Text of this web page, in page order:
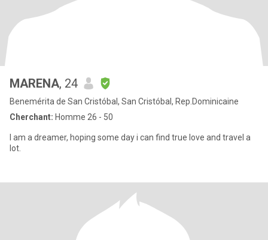
MARENA, 24
Benemérita de San Cristóbal, San Cristóbal, Rep.Dominicaine
Cherchant: Homme 26 - 50
I am a dreamer, hoping some day i can find true love and travel a
lot.